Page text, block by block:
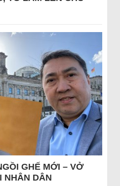
GHẾ MỚI – VỞ
NHÂN DÂN